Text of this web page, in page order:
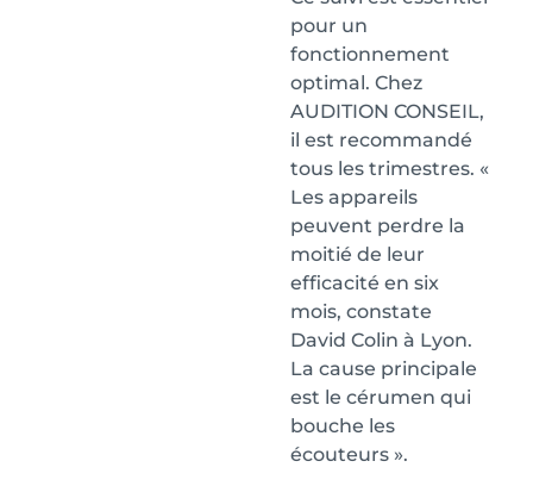
pour un
fonctionnement
optimal. Chez
AUDITION CONSEIL,
il est recommandé
tous les trimestres. «
Les appareils
peuvent perdre la
moitié de leur
efficacité en six
mois, constate
David Colin à Lyon.
La cause principale
est le cérumen qui
bouche les
écouteurs ».